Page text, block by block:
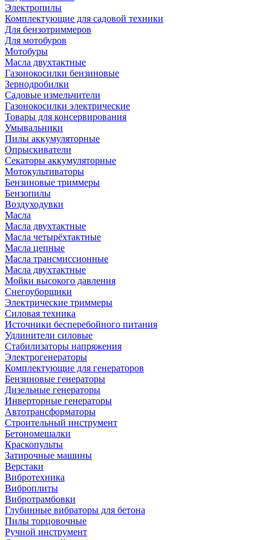
Электропилы
Комплектующие для садовой техники
Для бензотриммеров
Для мотобуров
Мотобуры
Масла двухтактные
Газонокосилки бензиновые
Зернодробилки
Садовые измельчители
Газонокосилки электрические
Товары для консервирования
Умывальники
Пилы аккумуляторные
Опрыскиватели
Секаторы аккумуляторные
Мотокультиваторы
Бензиновые триммеры
Бензопилы
Воздуходувки
Масла
Масла двухтактные
Масла четырёхтактные
Масла цепные
Масла трансмиссионные
Масла двухтактные
Мойки высокого давления
Снегоуборщики
Электрические триммеры
Силовая техника
Источники бесперебойного питания
Удлинители силовые
Стабилизаторы напряжения
Электрогенераторы
Комплектующие для генераторов
Бензиновые генераторы
Дизельные генераторы
Инверторные генераторы
Автотрансформаторы
Строительный инструмент
Бетономешалки
Краскопульты
Затирочные машины
Верстаки
Вибротехника
Виброплиты
Вибротрамбовки
Глубинные вибраторы для бетона
Пилы торцовочные
Ручной инструмент